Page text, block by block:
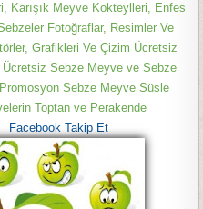
Karışık Meyve Kokteylleri, Enfes
Fotoğraflar, Resimler Ve
Grafikleri Ve Çizim Ücretsiz
Sebze Meyve ve Sebze
Sebze Meyve Süsle
Toptan ve Perakende
Facebook Takip Et